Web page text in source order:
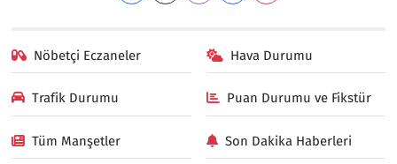
Nöbetçi Eczaneler Hava Durumu
Trafik Durumu Puan Durumu ve Fikstür
Tüm Manşetler Son Dakika Haberleri